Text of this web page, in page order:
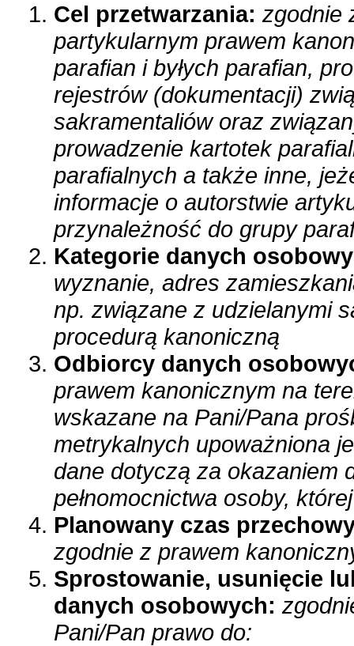
Cel przetwarzania: zgodnie
partykularnym prawem
parafian i byłych parafian,
rejestrów (dokumentacji)
sakramentaliów oraz
prowadzenie kartotek
parafialnych a także inne,
informacje o autorstwie
przynależność do grupy
Kategorie danych
wyznanie, adres
np. związane z udzielanymi
procedurą kanoniczną
Odbiorcy danych
prawem kanonicznym na
wskazane na Pani/Pana
metrykalnych upoważniona
dane dotyczą za okazaniem
pełnomocnictwa osoby,
Planowany czas
zgodnie z prawem
Sprostowanie, usunięcie
danych osobowych:
Pani/Pan prawo do: